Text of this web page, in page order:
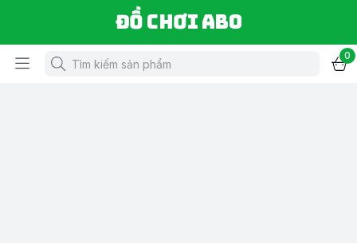
Đồ chơi ABO
0